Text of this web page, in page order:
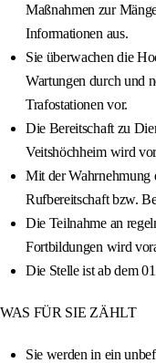
Maßnahmen zur
Informationen aus.
Sie überwachen die
Wartungen durch und
Trafostationen vor.
Die Bereitschaft zu
Veitshöchheim wird
Mit der Wahrnehmung
Rufbereitschaft bzw.
Die Teilnahme an
Fortbildungen wird
Die Stelle ist ab dem
WAS FÜR SIE ZÄHLT
Sie werden in ein